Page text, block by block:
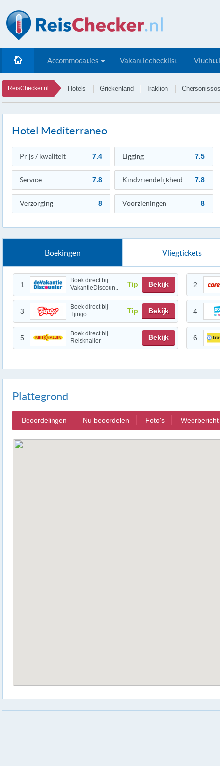
Accommodaties Vakantiechecklist
ReisChecker.nl Hotels Griekenland Iraklion Chersonissos
Hotel Mediterraneo
Prijs / kwaliteit 7.4 Ligging 7.5
Service 7.8 Kindvriendelijkheid 7.8
Verzorging 8 Voorzieningen 8
Boekingen Vliegtickets
1
Boek direct bij
VakantieDiscoun..
Tip Bekijk 2
3
Boek direct bij
Tjingo
Tip Bekijk 4
5
Boek direct bij
Reisknaller
Bekijk 6
Plattegrond
Beoordelingen Nu beoordelen Foto's Weerbericht